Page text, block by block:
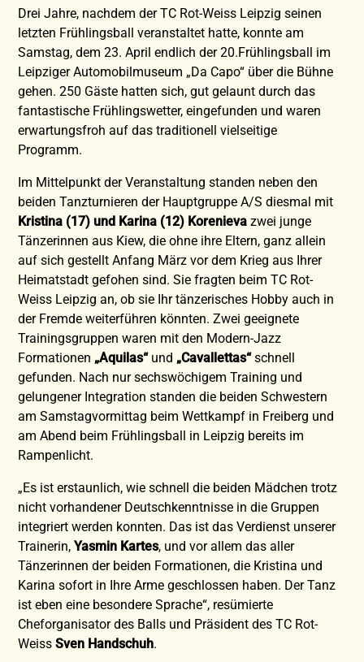
Drei Jahre, nachdem der TC Rot-Weiss Leipzig seinen
letzten Frühlingsball veranstaltet hatte, konnte am
Samstag, dem 23. April endlich der 20.Frühlingsball im
Leipziger Automobilmuseum „Da Capo“ über die Bühne
gehen. 250 Gäste hatten sich, gut gelaunt durch das
fantastische Frühlingswetter, eingefunden und waren
erwartungsfroh auf das traditionell vielseitige
Programm.
Im Mittelpunkt der Veranstaltung standen neben den
beiden Tanzturnieren der Hauptgruppe A/S diesmal mit
Kristina (17) und Karina (12) Korenieva zwei junge
Tänzerinnen aus Kiew, die ohne ihre Eltern, ganz allein
auf sich gestellt Anfang März vor dem Krieg aus Ihrer
Heimatstadt gefohen sind. Sie fragten beim TC Rot-
Weiss Leipzig an, ob sie Ihr tänzerisches Hobby auch in
der Fremde weiterführen könnten. Zwei geeignete
Trainingsgruppen waren mit den Modern-Jazz
Formationen „Aquilas“und „Cavallettas“schnell
gefunden. Nach nur sechswöchigem Training und
gelungener Integration standen die beiden Schwestern
am Samstagvormittag beim Wettkampf in Freiberg und
am Abend beim Frühlingsball in Leipzig bereits im
Rampenlicht.
„Es ist erstaunlich, wie schnell die beiden Mädchen trotz
nicht vorhandener Deutschkenntnisse in die Gruppen
integriert werden konnten. Das ist das Verdienst unserer
Trainerin,Yasmin Kartes, und vor allem das aller
Tänzerinnen der beiden Formationen, die Kristina und
Karina sofort in Ihre Arme geschlossen haben. Der Tanz
ist eben eine besondere Sprache“, resümierte
Cheforganisator des Balls und Präsident des TC Rot-
WeissSven Handschuh.